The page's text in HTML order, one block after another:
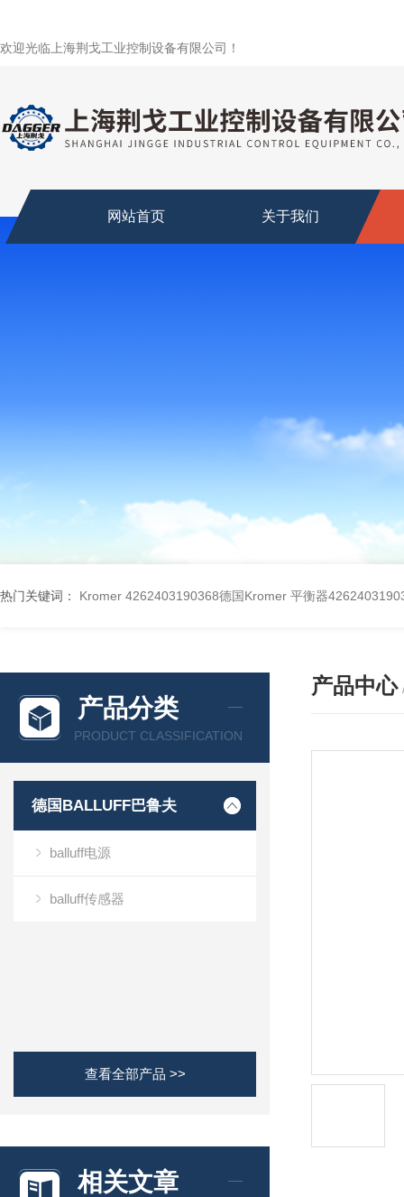
欢迎光临上海荆戈工业控制设备有限公司！
网站首页 关于我们
热门关键词： Kromer 4262403190368德国Kromer 平衡器
产品分类
PRODUCT CLASSIFICATION
德国BALLUFF巴鲁夫
balluff电源
balluff传感器
查看全部产品 >>
相关文章
产品中心